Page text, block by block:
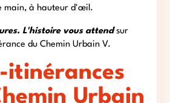
main, à hauteur d'œil.
L'histoire vous attendsur
du Chemin Urbain V.
itinérances
Urbain